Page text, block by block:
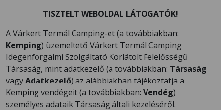
TISZTELT WEBOLDAL LÁTOGATÓK!
A Várkert Termál Camping-et (a továbbiakban:
Kemping) üzemeltető Várkert Termál Camping
Idegenforgalmi Szolgáltató Korlátolt Felelősségű
Társaság, mint adatkezelő (a továbbiakban: Társaság
vagyAdatkezelő) az alábbiakban tájékoztatja a
Kemping vendégeit (a továbbiakban: Vendég)
személyes adataik Társaság általi kezeléséről.